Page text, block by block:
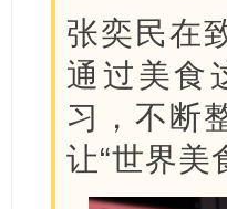
张奕民在
通过美食
习，不断
让“世界美